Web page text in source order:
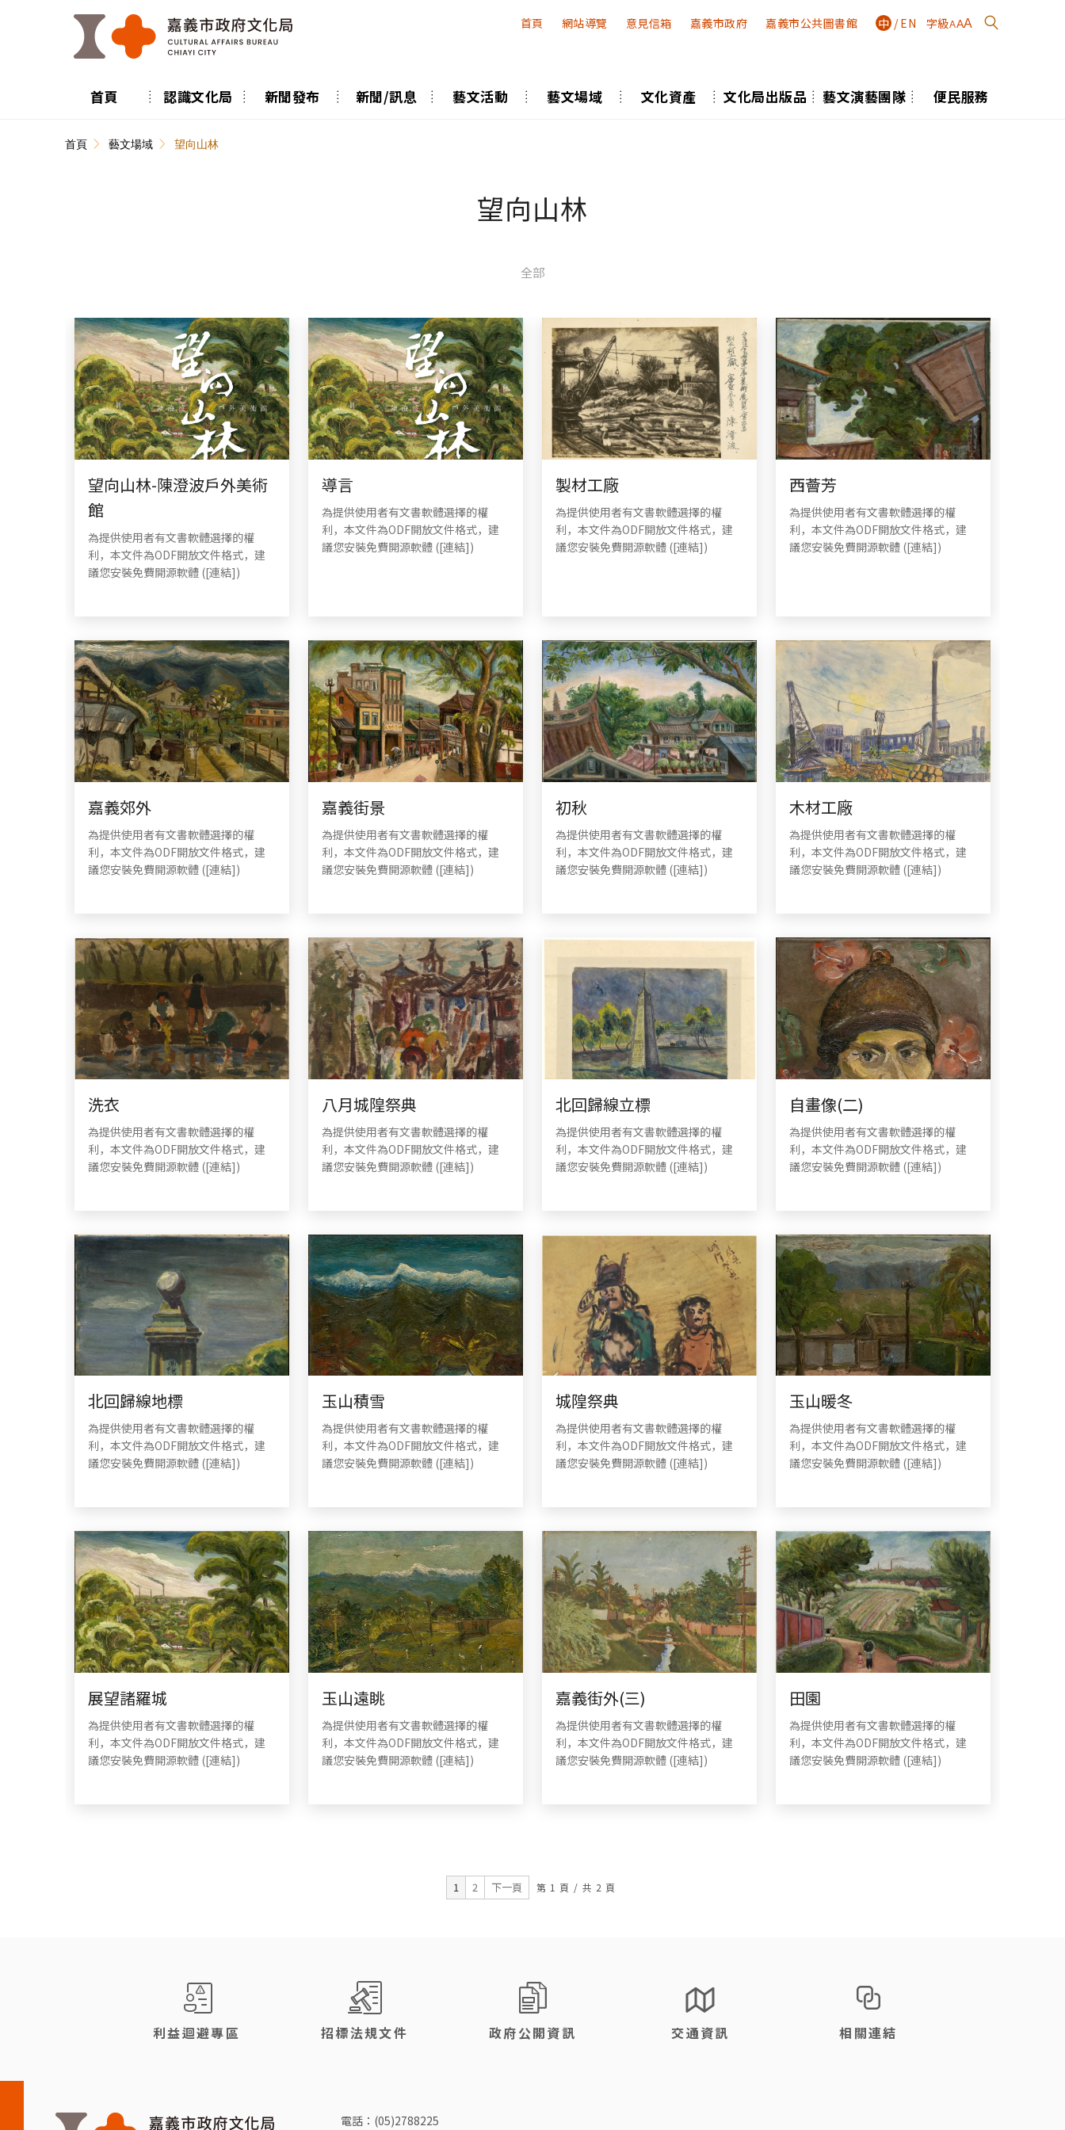
首頁 網站導覽 意見信箱 嘉義市政府 嘉義市公共圖書館 中 / EN 字級AAA
首頁 認識文化局 新聞發布 新聞/訊息 藝文活動 藝文場域 文化資產 文化局出版品 藝文演藝團隊 便民服務
首頁 藝文場域 望向山林
望向山林
全部
望向山林-陳澄波戶外美術
館
為提供使用者有文書軟體選擇的權
利，本文件為ODF開放文件格式，建
議您安裝免費開源軟體 ([連結])
導言
為提供使用者有文書軟體選擇的權
利，本文件為ODF開放文件格式，建
議您安裝免費開源軟體 ([連結])
製材工廠
為提供使用者有文書軟體選擇的權
利，本文件為ODF開放文件格式，建
議您安裝免費開源軟體 ([連結])
西薈芳
為提供使用者有文書軟體選擇的權
利，本文件為ODF開放文件格式，建
議您安裝免費開源軟體 ([連結])
嘉義郊外
為提供使用者有文書軟體選擇的權
利，本文件為ODF開放文件格式，建
議您安裝免費開源軟體 ([連結])
嘉義街景
為提供使用者有文書軟體選擇的權
利，本文件為ODF開放文件格式，建
議您安裝免費開源軟體 ([連結])
初秋
為提供使用者有文書軟體選擇的權
利，本文件為ODF開放文件格式，建
議您安裝免費開源軟體 ([連結])
木材工廠
為提供使用者有文書軟體選擇的權
利，本文件為ODF開放文件格式，建
議您安裝免費開源軟體 ([連結])
洗衣
為提供使用者有文書軟體選擇的權
利，本文件為ODF開放文件格式，建
議您安裝免費開源軟體 ([連結])
八月城隍祭典
為提供使用者有文書軟體選擇的權
利，本文件為ODF開放文件格式，建
議您安裝免費開源軟體 ([連結])
北回歸線立標
為提供使用者有文書軟體選擇的權
利，本文件為ODF開放文件格式，建
議您安裝免費開源軟體 ([連結])
自畫像(二)
為提供使用者有文書軟體選擇的權
利，本文件為ODF開放文件格式，建
議您安裝免費開源軟體 ([連結])
北回歸線地標
為提供使用者有文書軟體選擇的權
利，本文件為ODF開放文件格式，建
議您安裝免費開源軟體 ([連結])
玉山積雪
為提供使用者有文書軟體選擇的權
利，本文件為ODF開放文件格式，建
議您安裝免費開源軟體 ([連結])
城隍祭典
為提供使用者有文書軟體選擇的權
利，本文件為ODF開放文件格式，建
議您安裝免費開源軟體 ([連結])
玉山暖冬
為提供使用者有文書軟體選擇的權
利，本文件為ODF開放文件格式，建
議您安裝免費開源軟體 ([連結])
展望諸羅城
為提供使用者有文書軟體選擇的權
利，本文件為ODF開放文件格式，建
議您安裝免費開源軟體 ([連結])
玉山遠眺
為提供使用者有文書軟體選擇的權
利，本文件為ODF開放文件格式，建
議您安裝免費開源軟體 ([連結])
嘉義街外(三)
為提供使用者有文書軟體選擇的權
利，本文件為ODF開放文件格式，建
議您安裝免費開源軟體 ([連結])
田園
為提供使用者有文書軟體選擇的權
利，本文件為ODF開放文件格式，建
議您安裝免費開源軟體 ([連結])
1 2 下一頁 第 1 頁 / 共 2 頁
利益迴避專區 招標法規文件 政府公開資訊 交通資訊 相關連結
電話：(05)2788225